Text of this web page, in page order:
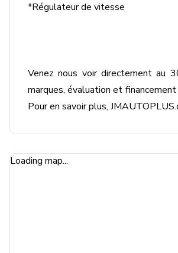
*Régulateur de vitesse
Venez nous voir directement au
marques, évaluation et
Pour en savoir plus,
Loading map...